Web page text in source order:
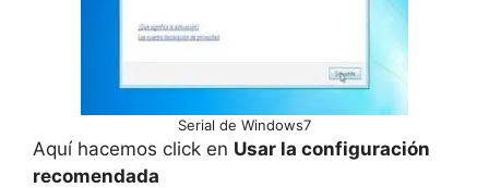
Serial de Windows7
Aquí hacemos click en Usar la configuración
recomendada